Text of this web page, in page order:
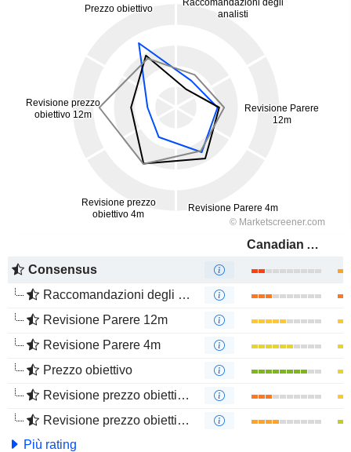
Canadian Apartment Properties Real Estate Investment Trust
Consensus
Raccomandazioni degli analisti
Revisione Parere 12m
Revisione Parere 4m
Prezzo obiettivo
Revisione prezzo obiettivo 12m
Revisione prezzo obiettivo 4m
Più rating